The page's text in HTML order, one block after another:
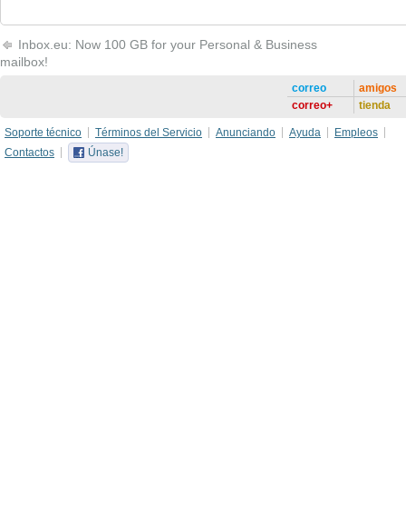
Inbox.eu: Now 100 GB for your Personal & Business
mailbox!
correo
correo+
amigos
tienda
Soporte técnico Términos del Servicio Anunciando Ayuda
Empleos
Contactos
Únase!